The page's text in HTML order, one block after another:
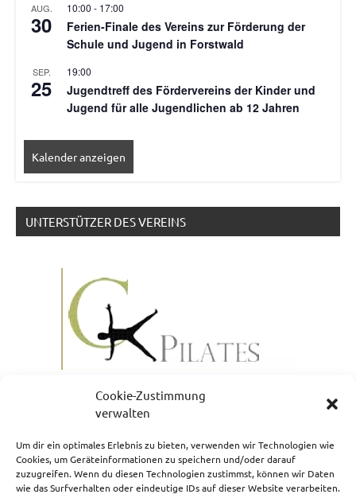
Cookie-Zustimmung
verwalten
Um dir ein optimales Erlebnis zu bieten, verwenden wir Technologien wie
Cookies, um Geräteinformationen zu speichern und/oder darauf
zuzugreifen. Wenn du diesen Technologien zustimmst, können wir Daten
wie das Surfverhalten oder eindeutige IDs auf dieser Website verarbeiten.
AUG.
30
10:00 - 17:00
Ferien-Finale des Vereins zur Förderung der
Schule und Jugend in Forstwald
SEP.
25
19:00
Jugendtreff des Fördervereins der Kinder und
Jugend für alle Jugendlichen ab 12 Jahren
Kalender anzeigen
UNTERSTÜTZER DES VEREINS
NEWSLETTERANMELDUNG